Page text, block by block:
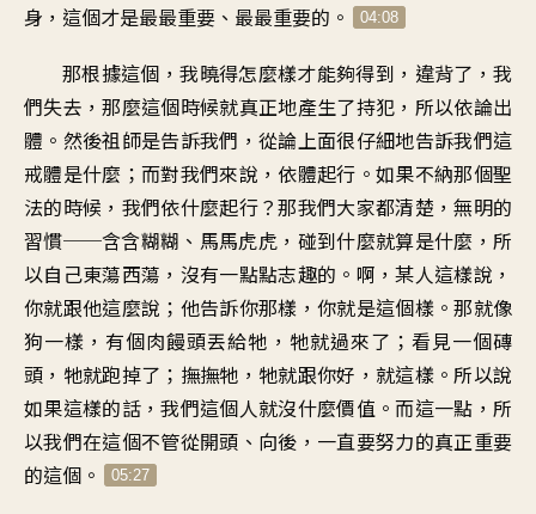
身，這個才是最最重要、最最重要的。
04:08
那根據這個，我曉得怎麼樣才能夠得到，違背了，我
們失去，那麼這個時候就真正地產生了持犯，所以依論出
體。然後祖師是告訴我們，從論上面很仔細地告訴我們這
戒體是什麼；而對我們來說，依體起行。如果不納那個聖
法的時候，我們依什麼起行？那我們大家都清楚，無明的
習慣──含含糊糊、馬馬虎虎，碰到什麼就算是什麼，所
以自己東蕩西蕩，沒有一點點志趣的。啊，某人這樣說，
你就跟他這麼說；他告訴你那樣，你就是這個樣。那就像
狗一樣，有個肉饅頭丟給牠，牠就過來了；看見一個磚
頭，牠就跑掉了；撫撫牠，牠就跟你好，就這樣。所以說
如果這樣的話，我們這個人就沒什麼價值。而這一點，所
以我們在這個不管從開頭、向後，一直要努力的真正重要
的這個。
05:27